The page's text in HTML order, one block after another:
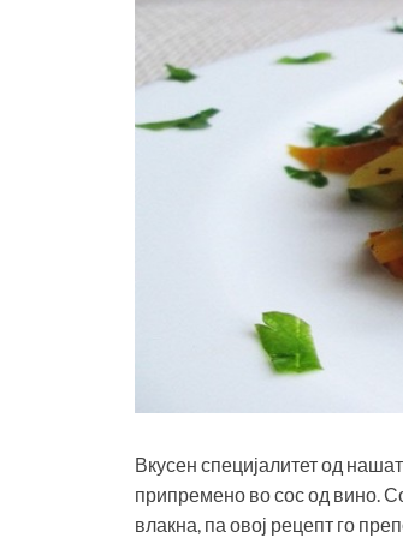
Вкусен специјалитет од
припремено во сос од вино.
влакна, па овој рецепт го